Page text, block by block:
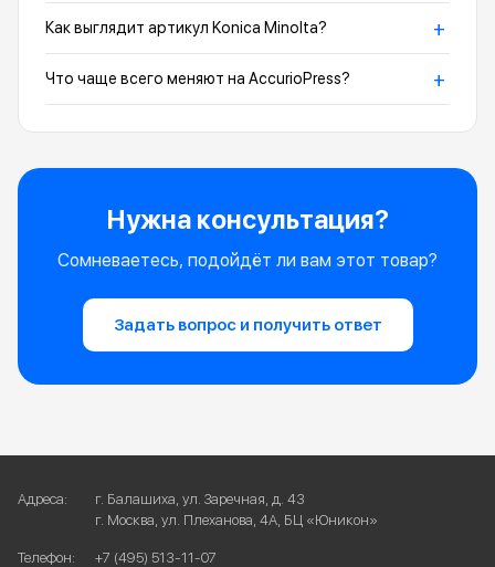
Как выглядит артикул Konica Minolta? +
Что чаще всего меняют на AccurioPress? +
Нужна консультация?
Сомневаетесь, подойдёт ли вам этот товар?
Задать вопрос и получить ответ
Адреса:
г. Балашиха, ул. Заречная, д. 43
г. Москва, ул. Плеханова, 4А, БЦ «Юникон»
Телефон: +7 (495) 513-11-07